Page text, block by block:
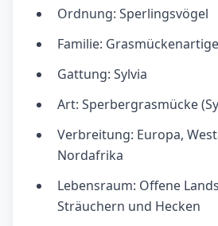
Ordnung: Sperlingsvögel
Familie: Grasmückenartige
Gattung: Sylvia
Art: Sperbergrasmücke
Verbreitung: Europa,
Nordafrika
Lebensraum: Offene
Sträuchern und Hecken